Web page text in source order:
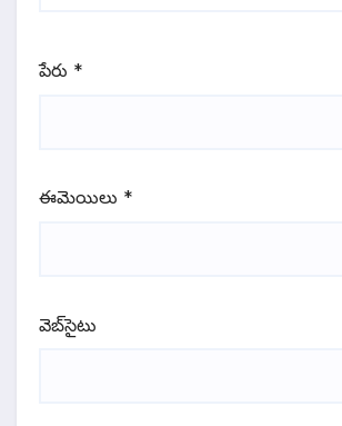
పేరు *
ఈమెయిలు *
వెబ్‌సైటు